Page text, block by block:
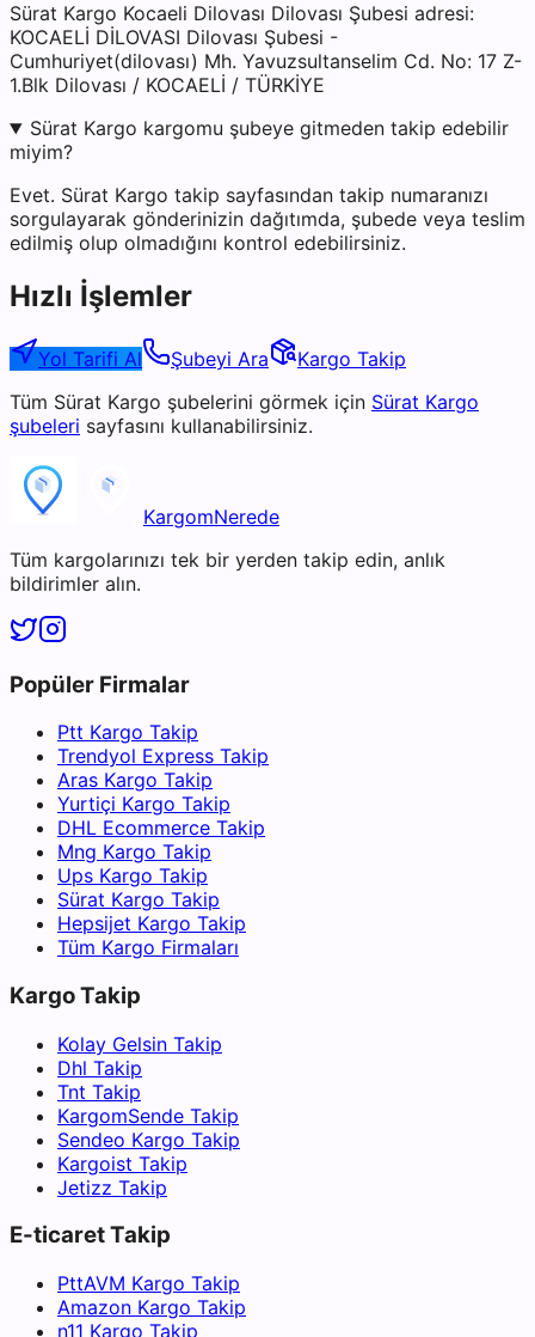
Sürat Kargo Kocaeli Dilovası Dilovası Şubesi adresi:
KOCAELİ DİLOVASI Dilovası Şubesi -
Cumhuriyet(dilovası) Mh. Yavuzsultanselim Cd. No: 17 Z-
1.Blk Dilovası / KOCAELİ / TÜRKİYE
Sürat Kargo kargomu şubeye gitmeden takip edebilir
miyim?
Evet. Sürat Kargo takip sayfasından takip numaranızı
sorgulayarak gönderinizin dağıtımda, şubede veya teslim
edilmiş olup olmadığını kontrol edebilirsiniz.
Hızlı İşlemler
Yol Tarifi Al Şubeyi Ara
Kargo Takip
Tüm Sürat Kargo şubelerini görmek için Sürat Kargo
şubeleri sayfasını kullanabilirsiniz.
KargomNerede
Tüm kargolarınızı tek bir yerden takip edin, anlık
bildirimler alın.
Popüler Firmalar
Ptt Kargo Takip
Trendyol Express Takip
Aras Kargo Takip
Yurtiçi Kargo Takip
DHL Ecommerce Takip
Mng Kargo Takip
Ups Kargo Takip
Sürat Kargo Takip
Hepsijet Kargo Takip
Tüm Kargo Firmaları
Kargo Takip
Kolay Gelsin Takip
Dhl Takip
Tnt Takip
KargomSende Takip
Sendeo Kargo Takip
Kargoist Takip
Jetizz Takip
E-ticaret Takip
PttAVM Kargo Takip
Amazon Kargo Takip
n11 Kargo Takip